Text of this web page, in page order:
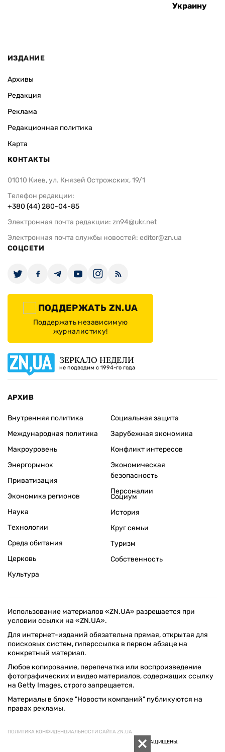
Украину
ИЗДАНИЕ
Архивы
Редакция
Реклама
Редакционная политика
Карта
КОНТАКТЫ
01010 Киев, ул. Князей Острожских, 19/1
Телефон редакции:
+380 (44) 280-04-85
Электронная почта редакции: zn94@ukr.net
Электронная почта службы новостей: editor@zn.ua
СОЦСЕТИ
ПОДДЕРЖАТЬ ZN.UA
Поддержать независимую
журналистику!
ЗЕРКАЛО НЕДЕЛИ
не подводим с 1994-го года
АРХИВ
Внутренняя политика
Международная политика
Макроуровень
Энергорынок
Приватизация
Экономика регионов
Социальная защита
Зарубежная экономика
Конфликт интересов
Экономическая
безопасность
Персоналии
Наука
Технологии
Среда обитания
Церковь
Культура
Социум
История
Круг семьи
Туризм
Собственность
Использование материалов «ZN.UA» разрешается при
условии ссылки на «ZN.UA».
Для интернет-изданий обязательна прямая, открытая для
поисковых систем, гиперссылка в первом абзаце на
конкретный материал.
Любое копирование, перепечатка или воспроизведение
фотографических и видео материалов, содержащих ссылку
на Getty Images, строго запрещается.
Материалы в блоке "Новости компаний" публикуются на
правах рекламы.
ПОЛИТИКА КОНФИДЕНЦИАЛЬНОСТИ САЙТА ZN.UA
© 1994–2026 «ЗЕРКАЛО НЕДЕЛИ. УКРАИНА». ВСЕ ПРАВА ЗАЩИЩЕНЫ.